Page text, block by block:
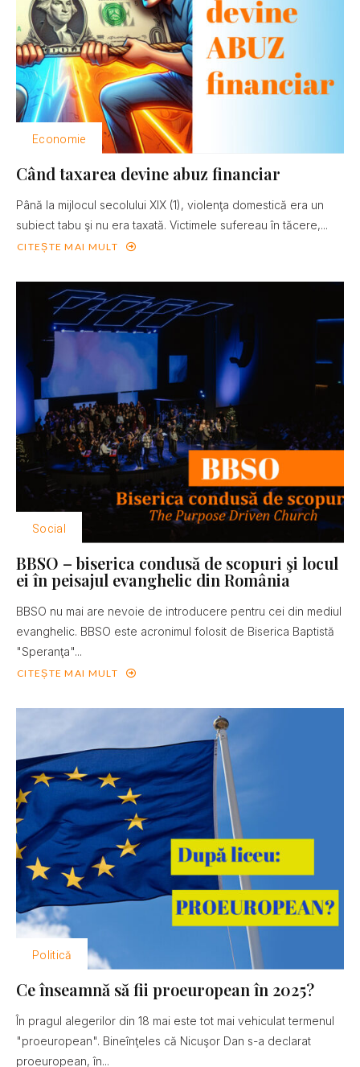
Economie
Când taxarea devine abuz financiar
Până la mijlocul secolului XIX (1), violenţa domestică era un
subiect tabu şi nu era taxată. Victimele sufereau în tăcere,...
CITEȘTE MAI MULT
Social
BBSO – biserica condusă de scopuri şi locul
ei în peisajul evanghelic din România
BBSO nu mai are nevoie de introducere pentru cei din mediul
evanghelic. BBSO este acronimul folosit de Biserica Baptistă
"Speranţa"...
CITEȘTE MAI MULT
Politică
Ce înseamnă să fii proeuropean în 2025?
În pragul alegerilor din 18 mai este tot mai vehiculat termenul
"proeuropean". Bineînţeles că Nicuşor Dan s-a declarat
proeuropean, în...